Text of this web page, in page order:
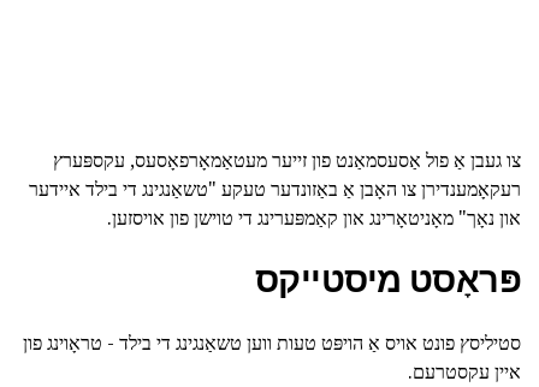
צו געבן אַ פול אַסעסמאַנט פון זייער מעטאַמאָרפאָסעס, עקספּערץ
רעקאָמענדירן צו האָבן אַ באַזונדער טעקע "טשאַנגינג די בילד איידער
און נאָך" מאָניטאָרינג און קאַמפּערינג די טוישן פון אויסזען.
פּראָסט מיסטייקס
סטיליסץ פונט אויס אַ הויפּט טעות ווען טשאַנגינג די בילד - טראָוינג פון
איין עקסטרעם.